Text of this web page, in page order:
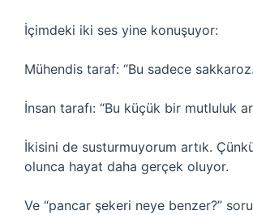
İçimdeki iki ses yine konuşuyor:
Mühendis taraf: “Bu sadece
İnsan tarafı: “Bu küçük bir mutluluk
İkisini de susturmuyorum artık.
olunca hayat daha gerçek oluyor.
Ve “pancar şekeri neye benzer?”